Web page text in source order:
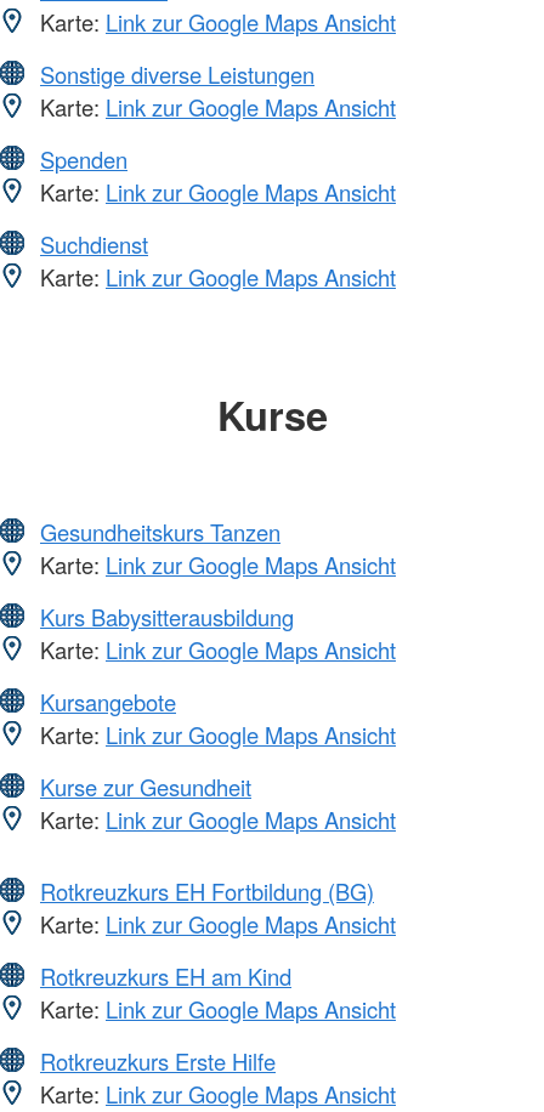
Karte: Link zur Google Maps Ansicht
Sonstige diverse Leistungen
Karte: Link zur Google Maps Ansicht
Spenden
Karte: Link zur Google Maps Ansicht
Suchdienst
Karte: Link zur Google Maps Ansicht
Kurse
Gesundheitskurs Tanzen
Karte: Link zur Google Maps Ansicht
Kurs Babysitterausbildung
Karte: Link zur Google Maps Ansicht
Kursangebote
Karte: Link zur Google Maps Ansicht
Kurse zur Gesundheit
Karte: Link zur Google Maps Ansicht
Rotkreuzkurs EH Fortbildung (BG)
Karte: Link zur Google Maps Ansicht
Rotkreuzkurs EH am Kind
Karte: Link zur Google Maps Ansicht
Rotkreuzkurs Erste Hilfe
Karte: Link zur Google Maps Ansicht